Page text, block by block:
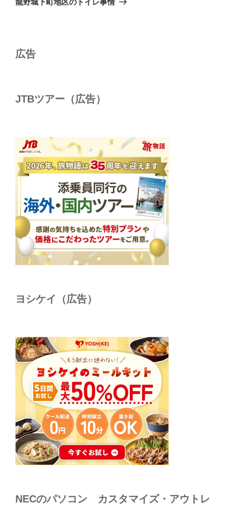
ン
広告
JTBツアー（広告）
ヨシケイ（広告）
NECのパソコン カスタマイズ・アウトレ